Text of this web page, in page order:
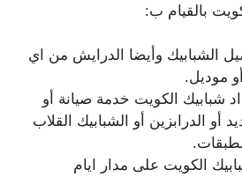
بالقيام ب:
الشبابيك وأيضا الدرايش من اي
موديل.
شبابيك الكويت خدمة صيانة أو
أو الدرابزين أو الشبابيك القلاب
الكويت على مدار ايام